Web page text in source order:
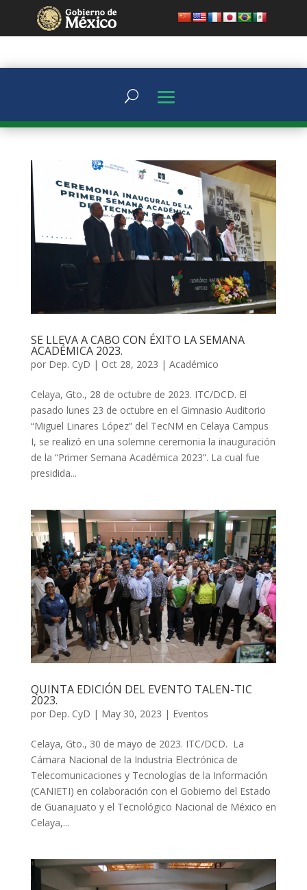
SE LLEVA A CABO CON ÉXITO LA SEMANA
ACADÉMICA 2023.
por Dep. CyD | Oct 28, 2023 | Académico
Celaya, Gto., 28 de octubre de 2023. ITC/DCD. El
pasado lunes 23 de octubre en el Gimnasio Auditorio
“Miguel Linares López” del TecNM en Celaya Campus
I, se realizó en una solemne ceremonia la inauguración
de la “Primer Semana Académica 2023”. La cual fue
presidida...
QUINTA EDICIÓN DEL EVENTO TALEN-TIC
2023.
por Dep. CyD | May 30, 2023 | Eventos
Celaya, Gto., 30 de mayo de 2023. ITC/DCD. La
Cámara Nacional de la Industria Electrónica de
Telecomunicaciones y Tecnologías de la Información
(CANIETI) en colaboración con el Gobierno del Estado
de Guanajuato y el Tecnológico Nacional de México en
Celaya,...